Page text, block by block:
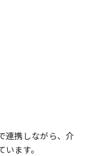
連携しながら、介
ます。